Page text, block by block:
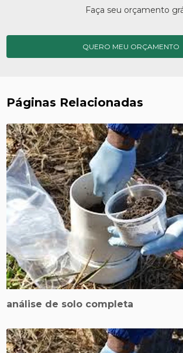
Faça seu orçamento
QUERO MEU ORÇAMENTO
Páginas Relacionadas
análise de solo completa